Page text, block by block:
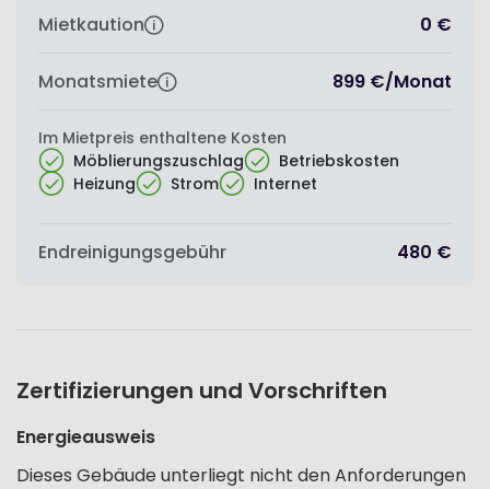
Mietkaution
0 €
Monatsmiete 899 €/Monat
Im Mietpreis enthaltene Kosten
Möblierungszuschlag
Betriebskosten
Heizung
Strom Internet
Endreinigungsgebühr 480 €
Zertifizierungen und Vorschriften
Energieausweis
Dieses Gebäude unterliegt nicht den Anforderungen